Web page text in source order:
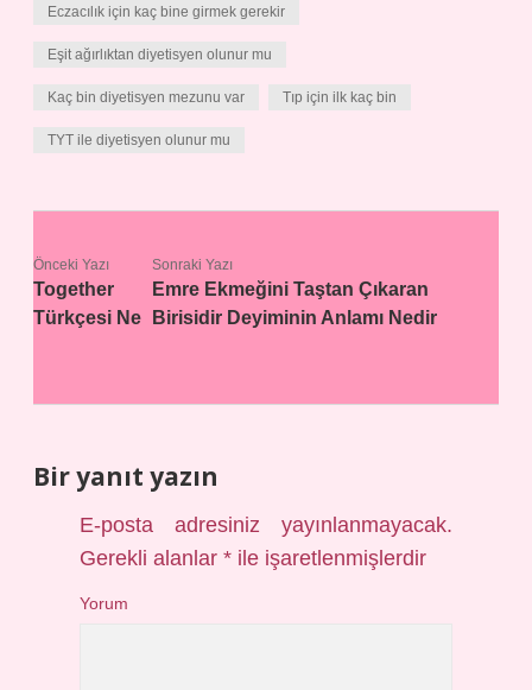
Eczacılık için kaç bine girmek gerekir
Eşit ağırlıktan diyetisyen olunur mu
Kaç bin diyetisyen mezunu var Tıp için ilk kaç bin
TYT ile diyetisyen olunur mu
Önceki Yazı
Together
Türkçesi Ne
Sonraki Yazı
Emre Ekmeğini Taştan Çıkaran
Birisidir Deyiminin Anlamı Nedir
Bir yanıt yazın
E-posta adresiniz yayınlanmayacak.
Gerekli alanlar* ile işaretlenmişlerdir
Yorum